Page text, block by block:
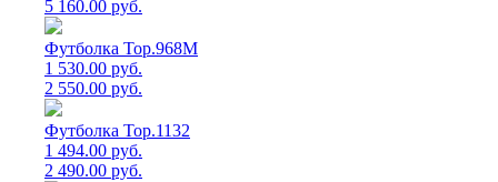
5 160.00 руб.
Футболка Top.968M
1 530.00 руб.
2 550.00 руб.
Футболка Top.1132
1 494.00 руб.
2 490.00 руб.